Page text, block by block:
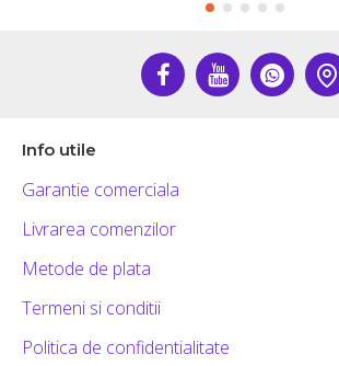
Info utile
Garantie comerciala
Livrarea comenzilor
Metode de plata
Termeni si conditii
Politica de confidentialitate